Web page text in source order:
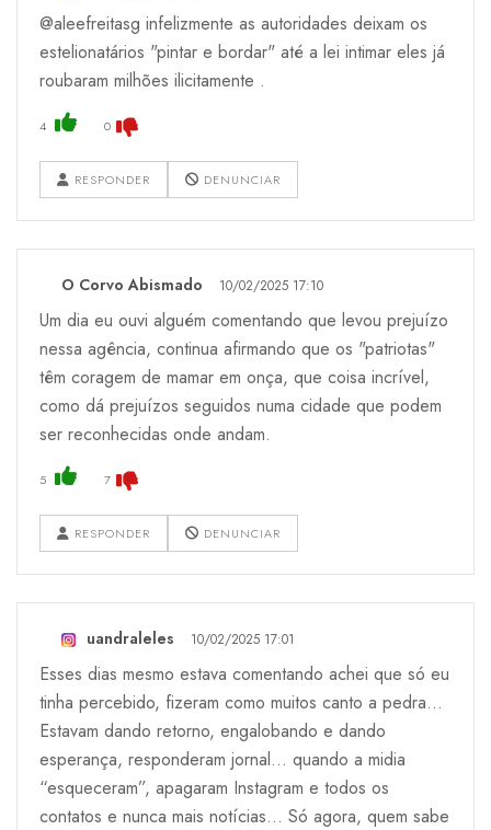
@aleefreitasg infelizmente as autoridades deixam os
estelionatários "pintar e bordar" até a lei intimar eles já
roubaram milhões ilicitamente .
4 0
RESPONDER DENUNCIAR
O Corvo Abismado 10/02/2025 17:10
Um dia eu ouvi alguém comentando que levou prejuízo
nessa agência, continua afirmando que os "patriotas"
têm coragem de mamar em onça, que coisa incrível,
como dá prejuízos seguidos numa cidade que podem
ser reconhecidas onde andam.
5 7
RESPONDER DENUNCIAR
uandraleles 10/02/2025 17:01
Esses dias mesmo estava comentando achei que só eu
tinha percebido, fizeram como muitos canto a pedra…
Estavam dando retorno, engalobando e dando
esperança, responderam jornal… quando a midia
“esqueceram”, apagaram Instagram e todos os
contatos e nunca mais notícias… Só agora, quem sabe